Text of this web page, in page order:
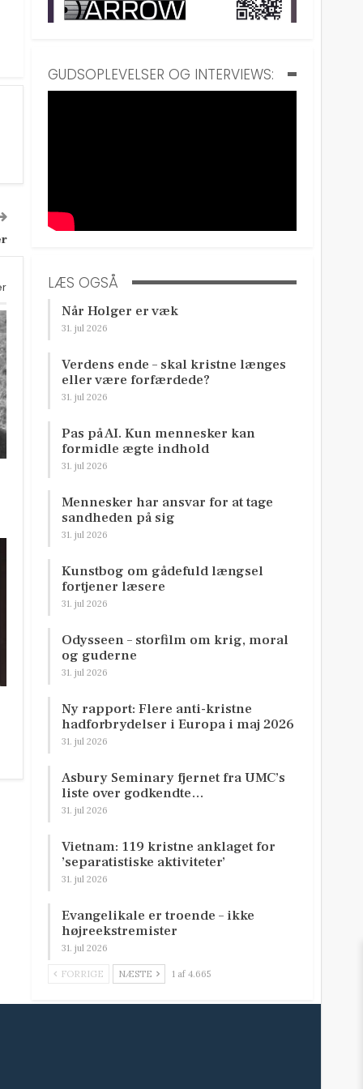
GUDSOPLEVELSER OG INTERVIEWS:
LÆS OGSÅ
Når Holger er væk
31. jul 2026
Verdens ende – skal kristne længes
eller være forfærdede?
31. jul 2026
Pas på AI. Kun mennesker kan
formidle ægte indhold
31. jul 2026
Mennesker har ansvar for at tage
sandheden på sig
31. jul 2026
Kunstbog om gådefuld længsel
fortjener læsere
31. jul 2026
Odysseen – storfilm om krig, moral
og guderne
31. jul 2026
Ny rapport: Flere anti-kristne
hadforbrydelser i Europa i maj 2026
31. jul 2026
Asbury Seminary fjernet fra UMC’s
liste over godkendte…
31. jul 2026
Vietnam: 119 kristne anklaget for
’separatistiske aktiviteter’
31. jul 2026
Evangelikale er troende – ikke
højreekstremister
31. jul 2026
FORRIGE NÆSTE 1 af 4.665